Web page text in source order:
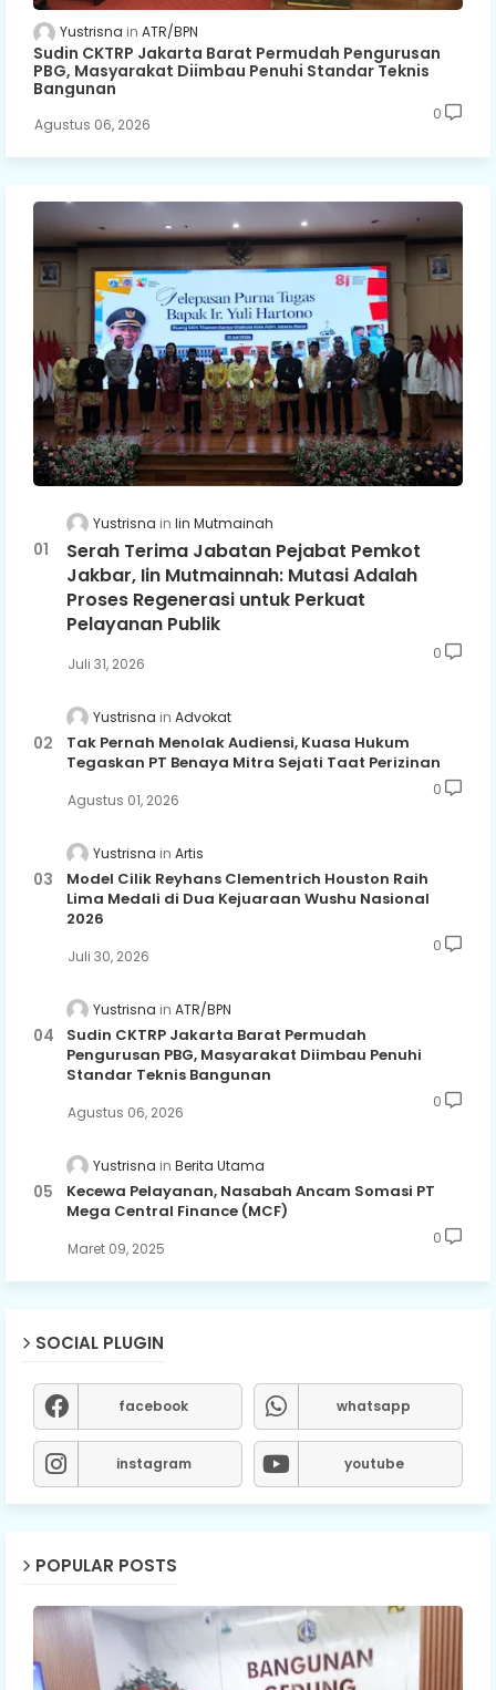
Yustrisna ATR/BPN
Sudin CKTRP Jakarta Barat Permudah Pengurusan
PBG, Masyarakat Diimbau Penuhi Standar Teknis
Bangunan
Agustus 06, 2026
0
Yustrisna Iin Mutmainah
Serah Terima Jabatan Pejabat Pemkot
Jakbar, Iin Mutmainnah: Mutasi Adalah
Proses Regenerasi untuk Perkuat
Pelayanan Publik
Juli 31, 2026
0
Yustrisna Advokat
Tak Pernah Menolak Audiensi, Kuasa Hukum
Tegaskan PT Benaya Mitra Sejati Taat Perizinan
Agustus 01, 2026
0
Yustrisna Artis
Model Cilik Reyhans Clementrich Houston Raih
Lima Medali di Dua Kejuaraan Wushu Nasional
2026
Juli 30, 2026
0
Yustrisna ATR/BPN
Sudin CKTRP Jakarta Barat Permudah
Pengurusan PBG, Masyarakat Diimbau Penuhi
Standar Teknis Bangunan
Agustus 06, 2026
0
Yustrisna Berita Utama
Kecewa Pelayanan, Nasabah Ancam Somasi PT
Mega Central Finance (MCF)
Maret 09, 2025
0
SOCIAL PLUGIN
facebook whatsapp
instagram youtube
POPULAR POSTS